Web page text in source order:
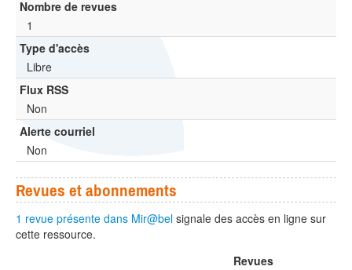
Nombre de revues
1
Type d'accès
Libre
Flux RSS
Non
Alerte courriel
Non
Revues et abonnements
1 revue présente dans Mir@bel signale des accès en ligne sur
cette ressource.
Revues